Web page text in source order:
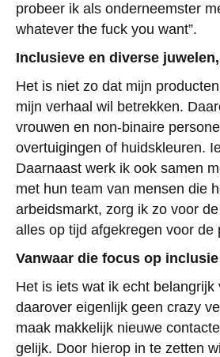
probeer ik als onderneemster
whatever the fuck you want”.
Inclusieve en diverse
Het is niet zo dat mijn
mijn verhaal wil betrekken.
vrouwen en non-binaire
overtuigingen of huidskleuren.
Daarnaast werk ik ook samen
met hun team van mensen die
arbeidsmarkt, zorg ik zo voor
alles op tijd afgekregen voor de
Vanwaar die focus op
Het is iets wat ik echt
daarover eigenlijk geen crazy
maak makkelijk nieuwe
gelijk. Door hierop in te zetten